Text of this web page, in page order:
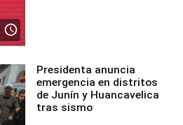
access_time
Presidenta anuncia
emergencia en distritos
de Junín y Huancavelica
tras sismo